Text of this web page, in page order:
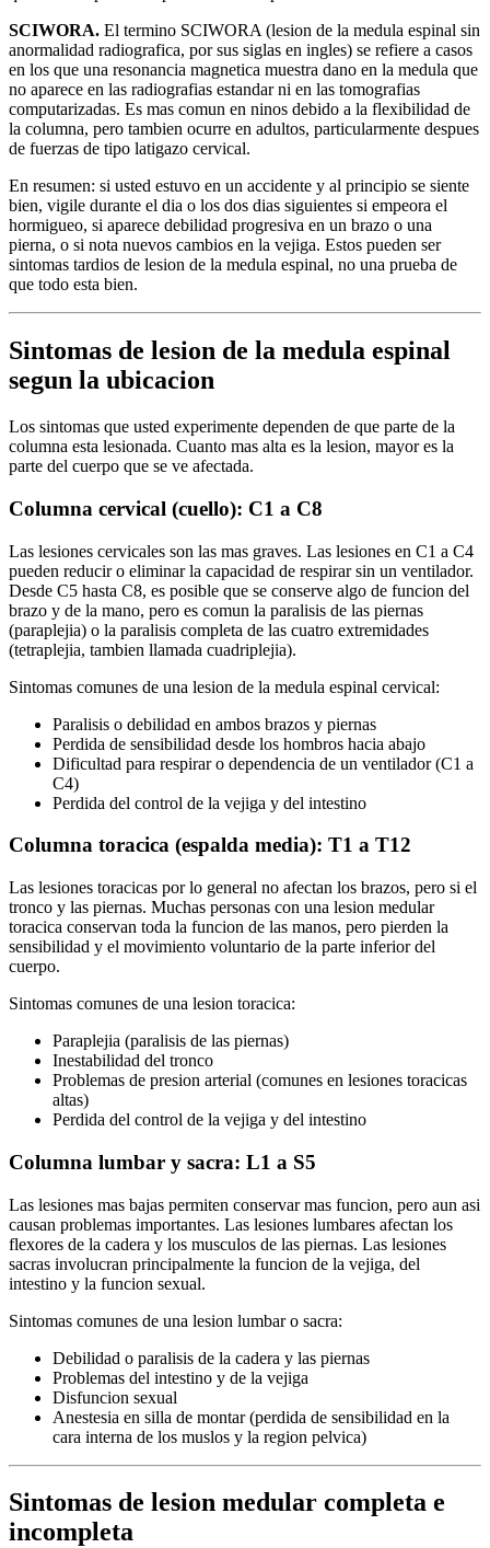
SCIWORA. El termino SCIWORA (lesion de la medula espinal sin
anormalidad radiografica, por sus siglas en ingles) se refiere a casos
en los que una resonancia magnetica muestra dano en la medula que
no aparece en las radiografias estandar ni en las tomografias
computarizadas. Es mas comun en ninos debido a la flexibilidad de
la columna, pero tambien ocurre en adultos, particularmente despues
de fuerzas de tipo latigazo cervical.
En resumen: si usted estuvo en un accidente y al principio se siente
bien, vigile durante el dia o los dos dias siguientes si empeora el
hormigueo, si aparece debilidad progresiva en un brazo o una
pierna, o si nota nuevos cambios en la vejiga. Estos pueden ser
sintomas tardios de lesion de la medula espinal, no una prueba de
que todo esta bien.
Sintomas de lesion de la medula espinal
segun la ubicacion
Los sintomas que usted experimente dependen de que parte de la
columna esta lesionada. Cuanto mas alta es la lesion, mayor es la
parte del cuerpo que se ve afectada.
Columna cervical (cuello): C1 a C8
Las lesiones cervicales son las mas graves. Las lesiones en C1 a C4
pueden reducir o eliminar la capacidad de respirar sin un ventilador.
Desde C5 hasta C8, es posible que se conserve algo de funcion del
brazo y de la mano, pero es comun la paralisis de las piernas
(paraplejia) o la paralisis completa de las cuatro extremidades
(tetraplejia, tambien llamada cuadriplejia).
Sintomas comunes de una lesion de la medula espinal cervical:
Paralisis o debilidad en ambos brazos y piernas
Perdida de sensibilidad desde los hombros hacia abajo
Dificultad para respirar o dependencia de un ventilador (C1 a
C4)
Perdida del control de la vejiga y del intestino
Columna toracica (espalda media): T1 a T12
Las lesiones toracicas por lo general no afectan los brazos, pero si el
tronco y las piernas. Muchas personas con una lesion medular
toracica conservan toda la funcion de las manos, pero pierden la
sensibilidad y el movimiento voluntario de la parte inferior del
cuerpo.
Sintomas comunes de una lesion toracica:
Paraplejia (paralisis de las piernas)
Inestabilidad del tronco
Problemas de presion arterial (comunes en lesiones toracicas
altas)
Perdida del control de la vejiga y del intestino
Columna lumbar y sacra: L1 a S5
Las lesiones mas bajas permiten conservar mas funcion, pero aun asi
causan problemas importantes. Las lesiones lumbares afectan los
flexores de la cadera y los musculos de las piernas. Las lesiones
sacras involucran principalmente la funcion de la vejiga, del
intestino y la funcion sexual.
Sintomas comunes de una lesion lumbar o sacra:
Debilidad o paralisis de la cadera y las piernas
Problemas del intestino y de la vejiga
Disfuncion sexual
Anestesia en silla de montar (perdida de sensibilidad en la
cara interna de los muslos y la region pelvica)
Sintomas de lesion medular completa e
incompleta